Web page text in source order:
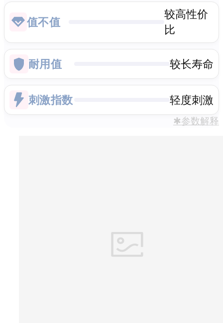
值不值
较高性价
比
耐用值 较长寿命
刺激指数 轻度刺激
✱参数解释